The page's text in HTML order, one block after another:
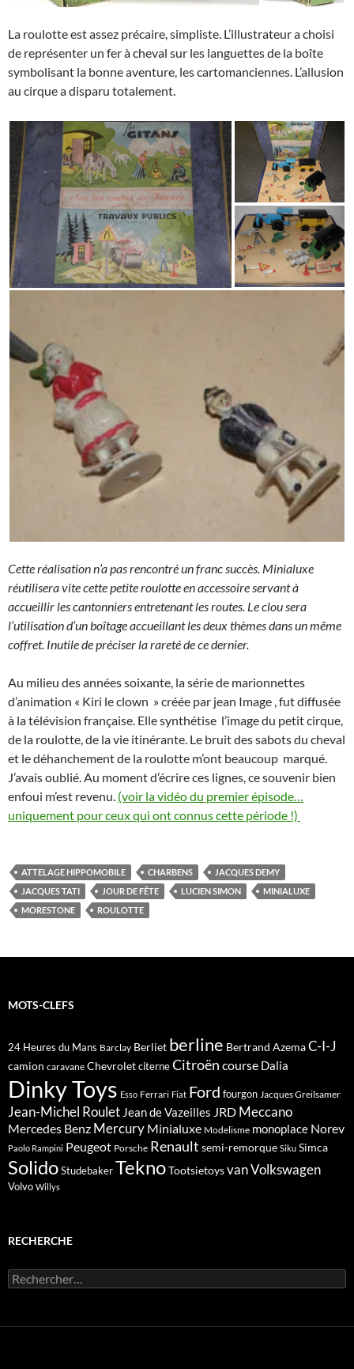
La roulotte est assez précaire, simpliste. L’illustrateur a choisi
de représenter un fer à cheval sur les languettes de la boîte
symbolisant la bonne aventure, les cartomanciennes. L’allusion
au cirque a disparu totalement.
Cette réalisation n’a pas rencontré un franc succès. Minialuxe
réutilisera vite cette petite roulotte en accessoire servant à
accueillir les cantonniers entretenant les routes. Le clou sera
l’utilisation d’un boîtage accueillant les deux thèmes dans un même
coffret. Inutile de préciser la rareté de ce dernier.
Au milieu des années soixante, la série de marionnettes
d’animation « Kiri le clown » créée par jean Image , fut diffusée
à la télévision française. Elle synthétise l’image du petit cirque,
de la roulotte, de la vie itinérante. Le bruit des sabots du cheval
et le déhanchement de la roulotte m’ont beaucoup marqué.
J’avais oublié. Au moment d’écrire ces lignes, ce souvenir bien
enfoui m’est revenu. (voir la vidéo du premier épisode…
uniquement pour ceux qui ont connus cette période !)
ATTELAGE HIPPOMOBILE CHARBENS
JACQUES DEMY
JACQUES TATI
JOUR DE FÊTE LUCIEN SIMON
MINIALUXE
MORESTONE
ROULOTTE
MOTS-CLEFS
24 Heures du Mans Barclay Berliet berline Bertrand AzemaC-I-J
camion caravane ChevroletciterneCitroën course Dalia
Dinky Toys Esso Ferrari Fiat Ford fourgon Jacques Greilsamer
Jean-Michel Roulet Jean de Vazeilles JRD Meccano
Mercedes Benz Mercury Minialuxe Modelisme monoplace Norev
Paolo Rampini Peugeot Porsche Renault semi-remorque Siku Simca
SolidoStudebakerTeknoTootsietoysvanVolkswagen
Volvo Willys
RECHERCHE
Rechercher :